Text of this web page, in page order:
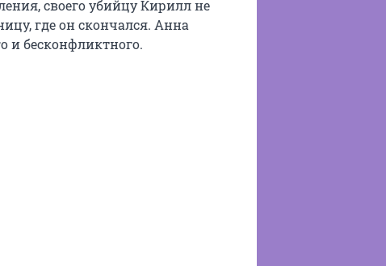
своего убийцу Кирилл не
где он скончался. Анна
и бесконфликтного.